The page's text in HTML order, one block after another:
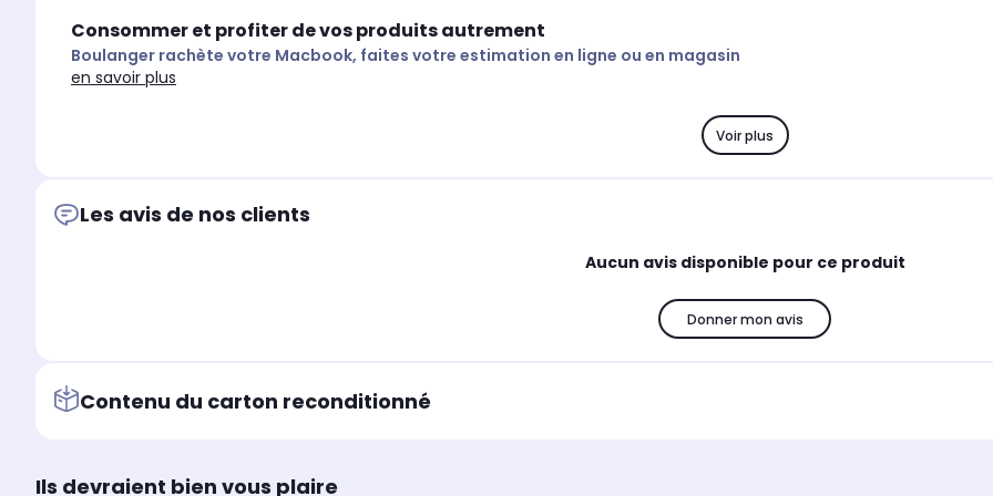
Consommer et profiter de vos produits autrement
Boulanger rachète votre Macbook, faites votre estimation en ligne ou en magasin
en savoir plus
Voir plus
Les avis de nos clients
Aucun avis disponible pour ce produit
Donner mon avis
Contenu du carton reconditionné
Ils devraient bien vous plaire